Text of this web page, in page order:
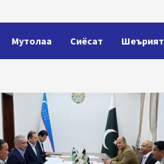
Мутолаа Сиёсат Шеърият